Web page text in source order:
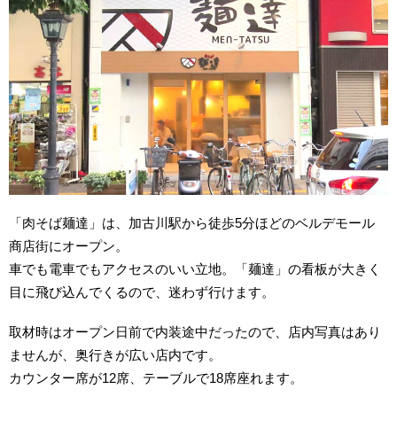
「肉そば麺達」は、加古川駅から徒歩5分ほどのベルデモール
商店街にオープン。
車でも電車でもアクセスのいい立地。「麺達」の看板が大きく
目に飛び込んでくるので、迷わず行けます。
取材時はオープン日前で内装途中だったので、店内写真はあり
ませんが、奥行きが広い店内です。
カウンター席が12席、テーブルで18席座れます。